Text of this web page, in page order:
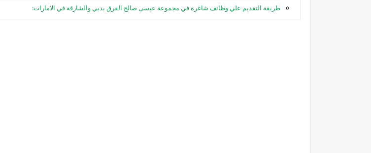
طريقة التقديم علي وظائف شاغرة في مجموعة عيسى صالح القرق بدبي والشارقة في الامارات: